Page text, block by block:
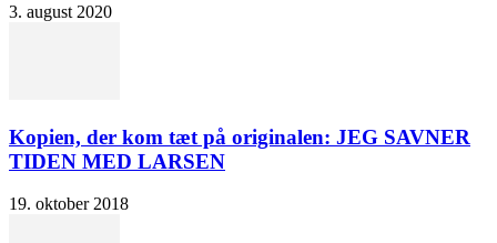
3. august 2020
Kopien, der kom tæt på originalen: JEG SAVNER
TIDEN MED LARSEN
19. oktober 2018